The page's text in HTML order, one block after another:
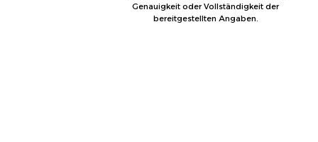
Genauigkeit oder Vollständigkeit der
bereitgestellten Angaben.